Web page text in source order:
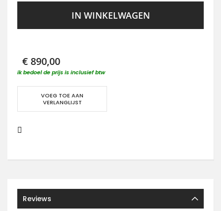
IN WINKELWAGEN
€ 890,00
ik bedoel de prijs is inclusief btw
VOEG TOE AAN
VERLANGLIJST
Reviews